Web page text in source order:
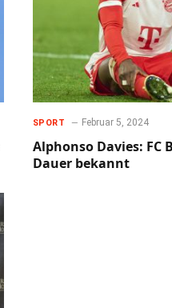
SPORT Februar 5, 2024
Alphonso Davies: FC
Dauer bekannt